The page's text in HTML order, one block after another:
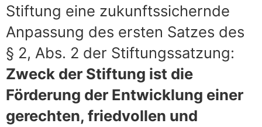
Stiftung eine zukunftssichernde
Anpassung des ersten Satzes des
§ 2, Abs. 2 der Stiftungssatzung:
Zweck der Stiftung ist die
Förderung der Entwicklung einer
gerechten, friedvollen und